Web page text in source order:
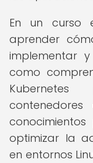
En un curso
aprender
implementar
como
optimizar la
en entornos